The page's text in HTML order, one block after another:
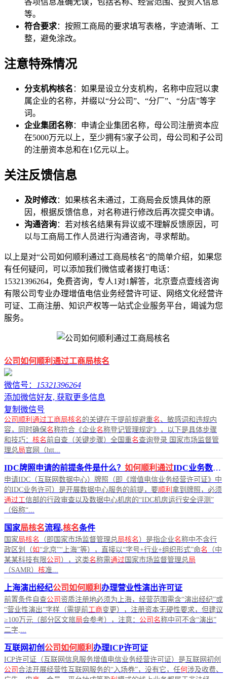
各项信息准确无误，包括名称、经营范围、投资人信息
等。
符合要求：按照工商局的要求填写表格，字迹清晰、工
整，避免涂改。
注意特殊情况
分支机构核名 ：如果是设立分支机构，名称中应冠以隶
属企业的名称，并缀以“分公司”、“分厂”、“分店”等字
词。
企业集团名称：申请企业集团名称，母公司注册资本应
在5000万元以上，至少拥有5家子公司，母公司和子公司
的注册资本总和在1亿元以上。
关注反馈信息
及时修改：如果核名未通过，工商局会反馈具体的原
因，根据反馈信息，对名称进行修改后再次提交申请。
沟通咨询：若对核名结果有异议或不理解反馈原因，可
以与工商局工作人员进行沟通咨询，寻求帮助。
以上是对“公司如何顺利通过工商局核名”的简单介绍，如果您
有任何疑问，可以添加我们微信或者拨打电话：
15321396264，免费咨询，专人1对1解答，北京壹点壹线咨询
有限公司专业办理增值电信业务经营许可证、网络文化经营许
可证、工商注册、知识产权等一站式企业服务平台，竭诚为您
服务。
公司如何顺利通过工商局核名
微信号：
15321396264
添加微信好友, 获取更多信息
复制微信号
公司顺利通过工商局核名 的关键在于提前规避重名 、敏感词和违规内
容，同时确保名称符合《企业名称登记管理规定》，以下是具体步骤
和技巧： 核名前自查（关键步骤）全国重名查询登录 国家市场监督管
理总局官网（htt...
IDC牌照申请的前提条件是什么？ 如何顺利通过IDC业务数据中心机房的评测？
申请IDC（互联网数据中心）牌照（即《增值电信业务经营许可证》中
的IDC业务许可）是开展数据中心服务的前提，要顺利 拿到牌照，必须
通过工信部的行政审查以及数据中心机房的“IDC机房运行安全评测”
（俗称“...
国家局核名流程,核名条件
国家局核名 （即国家市场监督管理总局核名 ）是指企业名称中不含行
政区划（如“北京”“上海”等），直接以“字号+行业+组织形式”命名
（中
某某科技有限公司 ），这类名称需通过 国家市场监督管理总局
（SAMR） 核准...
上海演出经纪公司如何顺利 办理营业性演出许可证
前置条件自查公司资质注册地必须为上海，经营范围需含“演出经纪”或
“营业性演出”字样（需提前工商变更），注册资本无硬性要求，但建议
≥100万元（部分区文旅局会参考），注意： 公司名称中可不含“演出”
二字,...
互联网初创 公司如何顺利 办理ICP许可证
ICP许可证（互联网信息服务增值电信业务经营许可证）是互联网初创
公司合法开展经营性互联网服务的“入场券”，没有它，任何涉及收费、